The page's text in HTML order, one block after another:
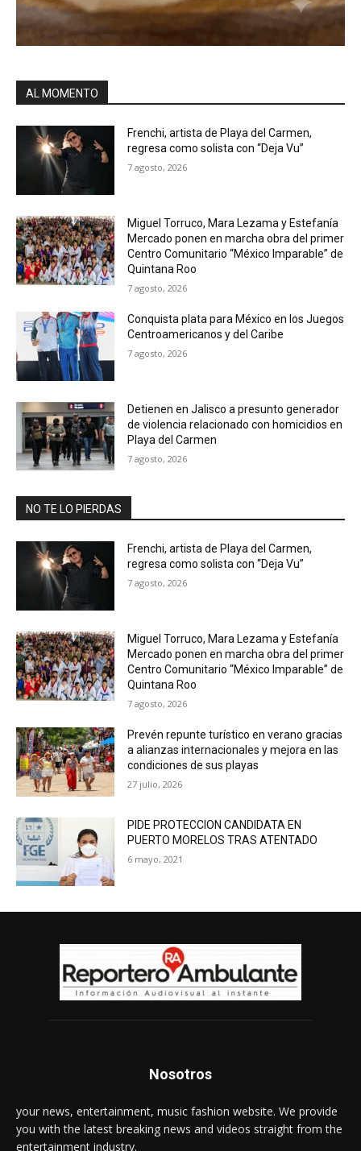
AL MOMENTO
Frenchi, artista de Playa del Carmen,
regresa como solista con “Deja Vu”
7 agosto, 2026
Miguel Torruco, Mara Lezama y Estefanía
Mercado ponen en marcha obra del primer
Centro Comunitario “México Imparable” de
Quintana Roo
7 agosto, 2026
Conquista plata para México en los Juegos
Centroamericanos y del Caribe
7 agosto, 2026
Detienen en Jalisco a presunto generador
de violencia relacionado con homicidios en
Playa del Carmen
7 agosto, 2026
NO TE LO PIERDAS
Frenchi, artista de Playa del Carmen,
regresa como solista con “Deja Vu”
7 agosto, 2026
Miguel Torruco, Mara Lezama y Estefanía
Mercado ponen en marcha obra del primer
Centro Comunitario “México Imparable” de
Quintana Roo
7 agosto, 2026
Prevén repunte turístico en verano gracias
a alianzas internacionales y mejora en las
condiciones de sus playas
27 julio, 2026
PIDE PROTECCION CANDIDATA EN
PUERTO MORELOS TRAS ATENTADO
6 mayo, 2021
Nosotros
your news, entertainment, music fashion website. We provide
you with the latest breaking news and videos straight from the
entertainment industry.